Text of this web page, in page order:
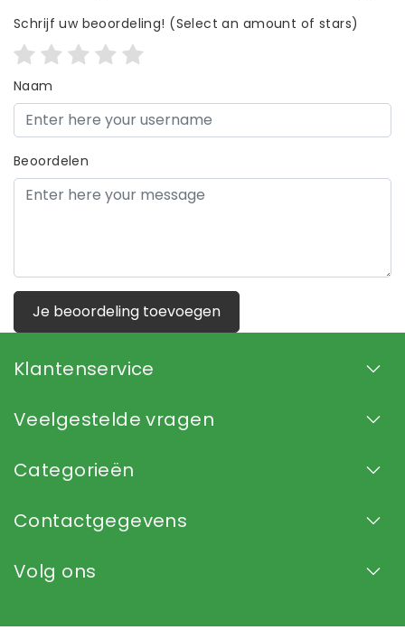
Schrijf uw beoordeling! (Select an amount of stars)
Naam
Beoordelen
Je beoordeling toevoegen
Klantenservice
Veelgestelde vragen
Categorieën
Contactgegevens
Volg ons